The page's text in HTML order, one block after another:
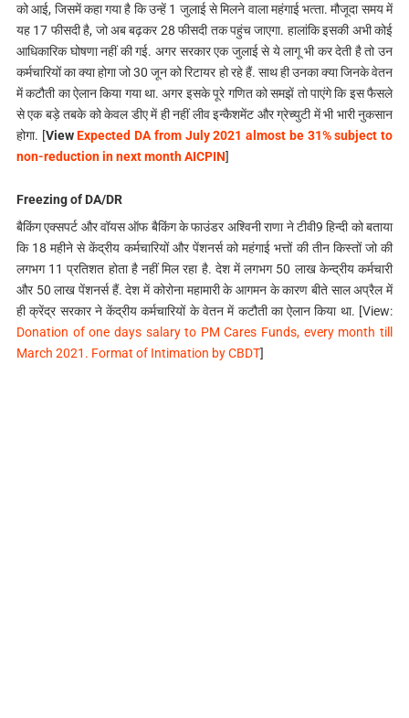
को आई, जिसमें कहा गया है कि उन्हें 1 जुलाई से मिलने वाला महंगाई भत्‍ता. मौजूदा समय में
यह 17 फीसदी है, जो अब बढ़कर 28 फीसदी तक पहुंच जाएगा. हालांकि इसकी अभी कोई
आधिकारिक घोषणा नहीं की गई. अगर सरकार एक जुलाई से ये लागू भी कर देती है तो उन
कर्मचारियों का क्या होगा जो 30 जून को रिटायर हो रहे हैं. साथ ही उनका क्या जिनके वेतन
में कटौती का ऐलान किया गया था. अगर इसके पूरे गणित को समझें तो पाएंगे कि इस फैसले
से एक बड़े तबके को केवल डीए में ही नहीं लीव इन्कैशमेंट और ग्रेच्युटी में भी भारी नुकसान
होगा. [ViewExpected DA from July 2021 almost be 31% subject to
non-reduction in next month AICPIN]
Freezing of DA/DR
बैकिंग एक्सपर्ट और वॉयस ऑफ बैकिंग के फाउंडर अश्विनी राणा ने टीवी9 हिन्दी को बताया
कि 18 महीने से केंद्रीय कर्मचारियों और पेंशनर्स को महंगाई भत्तों की तीन किस्तों जो की
लगभग 11 प्रतिशत होता है नहीं मिल रहा है. देश में लगभग 50 लाख केन्द्रीय कर्मचारी
और 50 लाख पेंशनर्स हैं. देश में कोरोना महामारी के आगमन के कारण बीते साल अप्रैल में
ही क्रेंद्र सरकार ने केंद्रीय कर्मचारियों के वेतन में कटौती का ऐलान किया था. [View:
Donation of one days salary to PM Cares Funds, every month till
March 2021. Format of Intimation by CBDT]